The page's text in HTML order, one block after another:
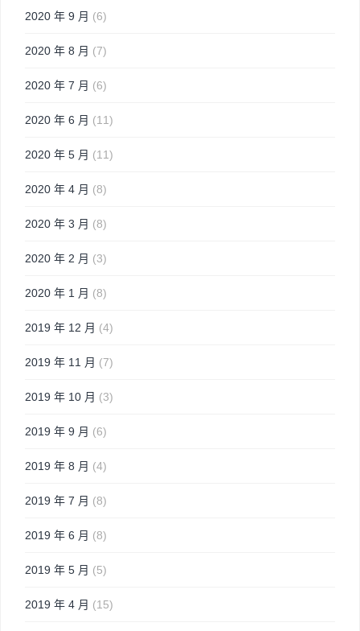
2020 年 9 月 (6)
2020 年 8 月 (7)
2020 年 7 月 (6)
2020 年 6 月 (11)
2020 年 5 月 (11)
2020 年 4 月 (8)
2020 年 3 月 (8)
2020 年 2 月 (3)
2020 年 1 月 (8)
2019 年 12 月 (4)
2019 年 11 月 (7)
2019 年 10 月 (3)
2019 年 9 月 (6)
2019 年 8 月 (4)
2019 年 7 月 (8)
2019 年 6 月 (8)
2019 年 5 月 (5)
2019 年 4 月 (15)